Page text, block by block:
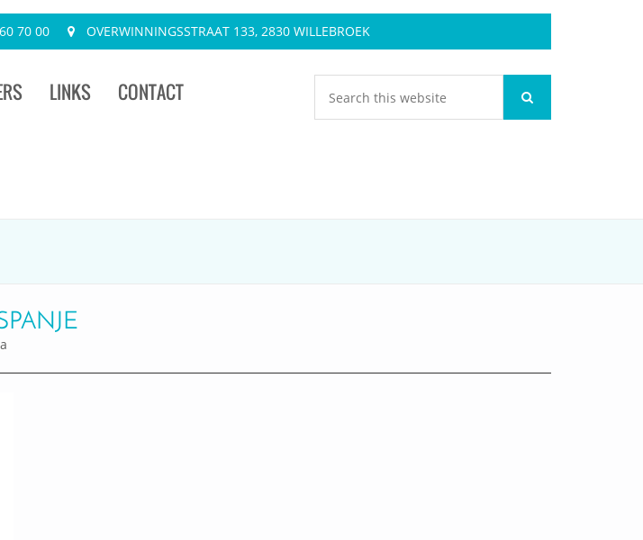
70 00 OVERWINNINGSSTRAAT 133, 2830 WILLEBROEK
LINKS CONTACT